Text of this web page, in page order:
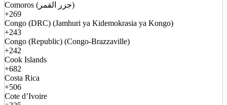
Comoros (جزر القمر)
+269
Congo (DRC) (Jamhuri ya Kidemokrasia ya Kongo)
+243
Congo (Republic) (Congo-Brazzaville)
+242
Cook Islands
+682
Costa Rica
+506
Cote d’Ivoire